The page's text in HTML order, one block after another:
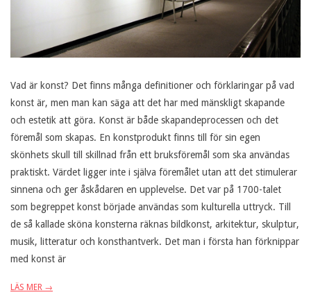
Vad är konst? Det finns många definitioner och förklaringar på vad
konst är, men man kan säga att det har med mänskligt skapande
och estetik att göra. Konst är både skapandeprocessen och det
föremål som skapas. En konstprodukt finns till för sin egen
skönhets skull till skillnad från ett bruksföremål som ska användas
praktiskt. Värdet ligger inte i själva föremålet utan att det stimulerar
sinnena och ger åskådaren en upplevelse. Det var på 1700-talet
som begreppet konst började användas som kulturella uttryck. Till
de så kallade sköna konsterna räknas bildkonst, arkitektur, skulptur,
musik, litteratur och konsthantverk. Det man i första han förknippar
med konst är
LÄS MER →